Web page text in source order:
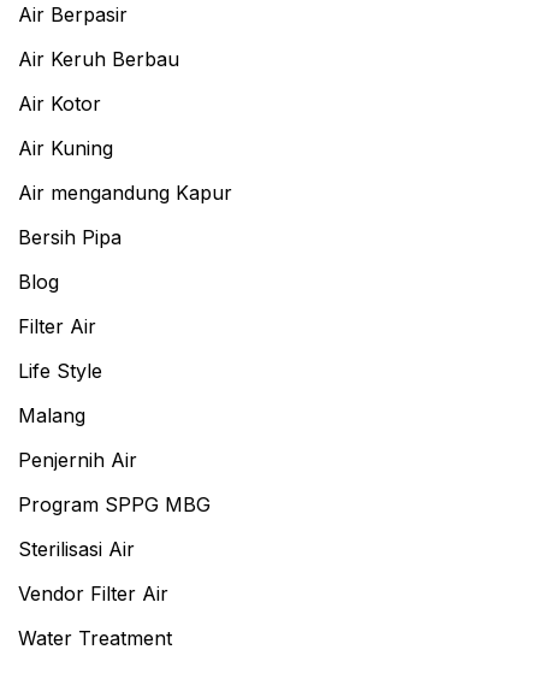
Air Berpasir
Air Keruh Berbau
Air Kotor
Air Kuning
Air mengandung Kapur
Bersih Pipa
Blog
Filter Air
Life Style
Malang
Penjernih Air
Program SPPG MBG
Sterilisasi Air
Vendor Filter Air
Water Treatment